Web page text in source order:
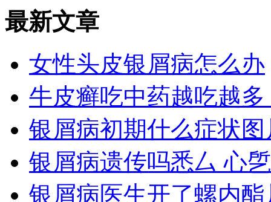
最新文章
女性头皮银屑病怎么办
牛皮癣吃中药越吃越
银屑病初期什么症状
银屑病遗传吗悉厶 心
银屑病医生开了螺内酯